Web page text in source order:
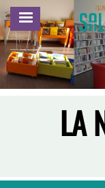
Aller
au
contenu
principal
MENU
LA